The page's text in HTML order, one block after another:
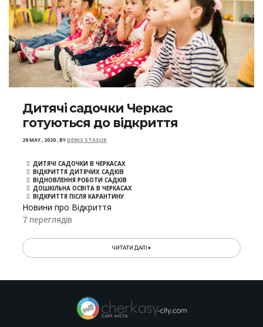
Дитячі садочки Черкас
готуються до відкриття
29 MAY , 2020,BYDENIS STASUK
ДИТЯЧІ САДОЧКИ В ЧЕРКАСАХ
ВІДКРИТТЯ ДИТЯЧИХ САДКІВ
ВІДНОВЛЕННЯ РОБОТИ САДКІВ
ДОШКІЛЬНА ОСВІТА В ЧЕРКАСАХ
ВІДКРИТТЯ ПІСЛЯ КАРАНТИНУ
Новини про Відкриття
7 переглядів
ЧИТАТИ ДАЛІ